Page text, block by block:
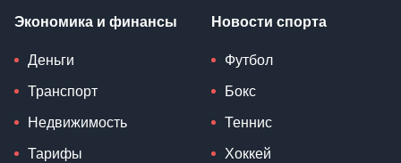
Экономика и финансы
Деньги
Транспорт
Недвижимость
Тарифы
Новости спорта
Футбол
Бокс
Теннис
Хоккей